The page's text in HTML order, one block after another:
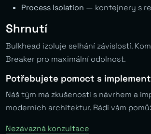
Process Isolation — kontejnery s
Shrnutí
Bulkhead izoluje selhání závislostí.
Breaker pro maximální odolnost.
Potřebujete pomoct s
Náš tým má zkušenosti s návrhem a
moderních architektur. Rádi vám
Nezávazná konzultace